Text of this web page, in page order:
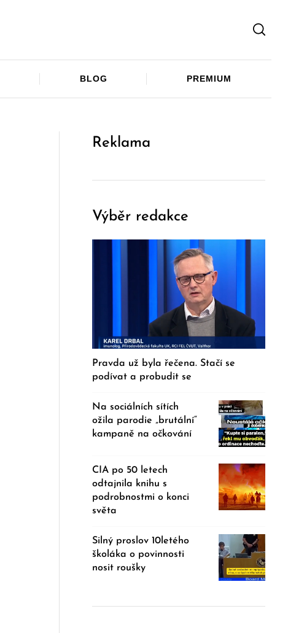
BLOG PREMIUM
Reklama
Výběr redakce
Pravda už byla řečena. Stačí se
podívat a probudit se
Na sociálních sítích
ožila parodie „brutální“
kampaně na očkování
CIA po 50 letech
odtajnila knihu s
podrobnostmi o konci
světa
Silný proslov 10letého
školáka o povinnosti
nosit roušky